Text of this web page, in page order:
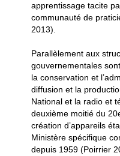
apprentissage tacite
communauté de
2013).
Parallèlement aux
gouvernementales
la conservation et
diffusion et la
National et la radio et
deuxième moitié du
création d’appareils
Ministère spécifique
depuis 1959 (Poirrier